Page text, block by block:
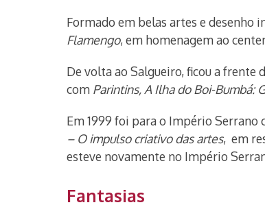
Formado em belas artes e desenho
Flamengo, em homenagem ao
De volta ao Salgueiro, ficou a frente
com Parintins, A Ilha do Boi-Bumbá:
Em 1999 foi para o Império Serrano
– O impulso criativo das artes, em
esteve novamente no Império
Fantasias